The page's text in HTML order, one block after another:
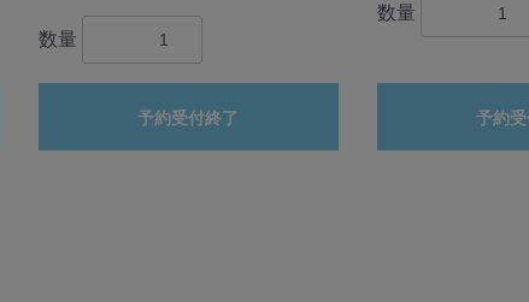
数量
予約受付終了
数量
予約